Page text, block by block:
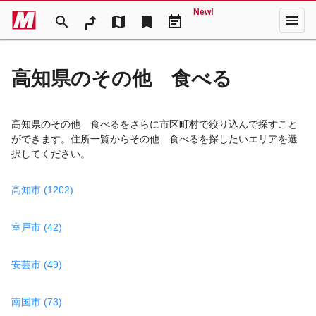
search map bookmark event_note
New! menu
高知県のその他 食べる
高知県のその他 食べるをさらに市区町村で絞り込んで探すこと
ができます。住所一覧からその他 食べるを探したいエリアを選
択してください。
高知市 (1202)
室戸市 (42)
安芸市 (49)
南国市 (73)